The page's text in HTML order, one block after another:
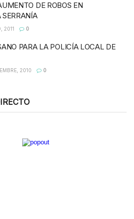
DE ROBOS EN
2011 0
PARA LA POLICÍA LOCAL DE
2010 0